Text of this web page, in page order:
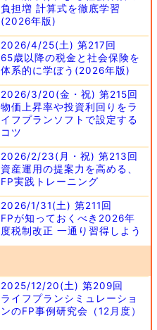
負担増 計算式を徹底学習
(2026年版)
2026/4/25(土) 第217回
65歳以降の税金と社会保険を
体系的に学ぼう(2026年版)
2026/3/20(金・祝) 第215回
物価上昇率や投資利回りをラ
イフプランソフトで設定する
コツ
2026/2/23(月・祝) 第213回
資産運用の提案力を高める、
FP実践トレーニング
2026/1/31(土) 第211回
FPが知っておくべき2026年
度税制改正 一通り習得しよう
2025/12/20(土) 第209回
ライフプランシミュレーショ
ンのFP事例研究会（12月度）